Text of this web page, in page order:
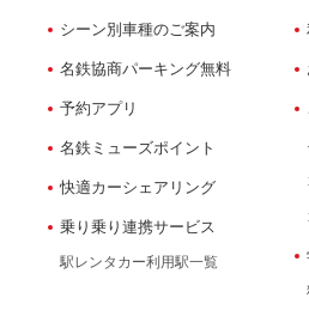
シーン別車種のご案内
名鉄協商パーキング無料
予約アプリ
名鉄ミューズポイント
快適カーシェアリング
乗り乗り連携サービス
駅レンタカー利用駅一覧